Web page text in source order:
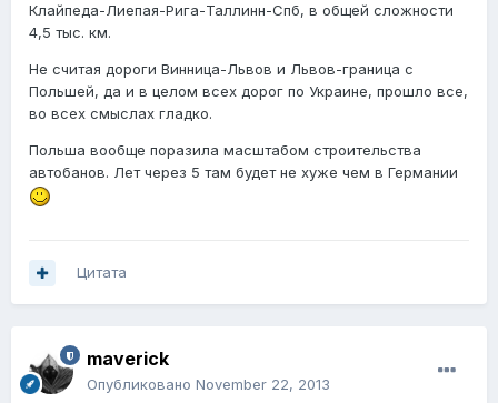
Клайпеда-Лиепая-Рига-Таллинн-Спб, в общей сложности
4,5 тыс. км.
Не считая дороги Винница-Львов и Львов-граница с
Польшей, да и в целом всех дорог по Украине, прошло все,
во всех смыслах гладко.
Польша вообще поразила масштабом строительства
автобанов. Лет через 5 там будет не хуже чем в Германии
Цитата
maverick
Опубликовано November 22, 2013